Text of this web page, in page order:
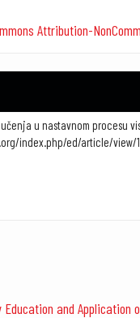
Attribution-
u nastavnom procesu
index.php/ed/article/view/
and Application